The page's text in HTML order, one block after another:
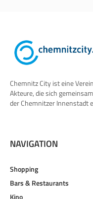
Chemnitz City ist eine
Akteure, die sich
der Chemnitzer Innenstadt
NAVIGATION
Shopping
Bars & Restaurants
Kino